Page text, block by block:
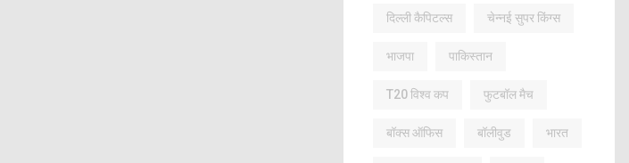
दिल्ली कैपिटल्स चेन्नई सुपर किंग्स
भाजपा पाकिस्तान
T20 विश्व कप फुटबॉल मैच
बॉक्स ऑफिस बॉलीवुड भारत